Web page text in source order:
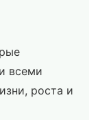
всеми
роста и